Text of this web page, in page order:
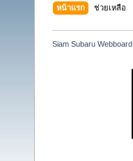
หน้าแรก ช่วยเหลือ
Siam Subaru Webboard